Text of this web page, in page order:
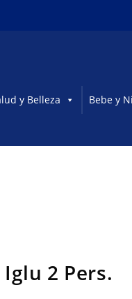
y Belleza Bebe y
2 Pers.